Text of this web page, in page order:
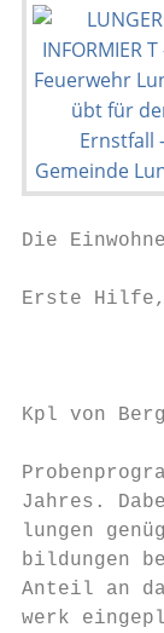
Die
Erste Hilfe,
Kpl von
Jahres.
lungen
bildungen
Anteil an
werk